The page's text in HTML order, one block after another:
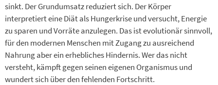
sinkt. Der Grundumsatz reduziert sich. Der Körper
interpretiert eine Diät als Hungerkrise und versucht, Energie
zu sparen und Vorräte anzulegen. Das ist evolutionär sinnvoll,
für den modernen Menschen mit Zugang zu ausreichend
Nahrung aber ein erhebliches Hindernis. Wer das nicht
versteht, kämpft gegen seinen eigenen Organismus und
wundert sich über den fehlenden Fortschritt.